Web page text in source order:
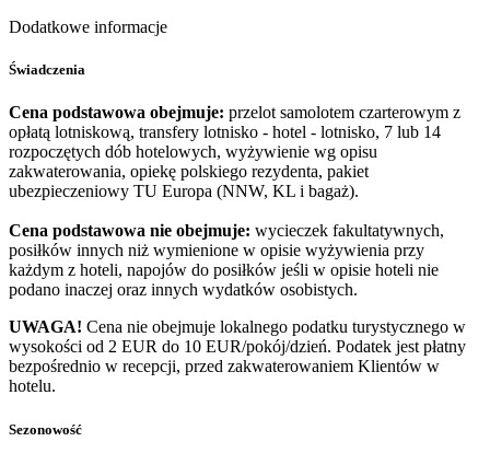
Dodatkowe informacje
Świadczenia
Cena podstawowa obejmuje: przelot samolotem czarterowym z
opłatą lotniskową, transfery lotnisko - hotel - lotnisko, 7 lub 14
rozpoczętych dób hotelowych, wyżywienie wg opisu
zakwaterowania, opiekę polskiego rezydenta, pakiet
ubezpieczeniowy TU Europa (NNW, KL i bagaż).
Cena podstawowa nie obejmuje: wycieczek fakultatywnych,
posiłków innych niż wymienione w opisie wyżywienia przy
każdym z hoteli, napojów do posiłków jeśli w opisie hoteli nie
podano inaczej oraz innych wydatków osobistych.
UWAGA! Cena nie obejmuje lokalnego podatku turystycznego w
wysokości od 2 EUR do 10 EUR/pokój/dzień. Podatek jest płatny
bezpośrednio w recepcji, przed zakwaterowaniem Klientów w
hotelu.
Sezonowość